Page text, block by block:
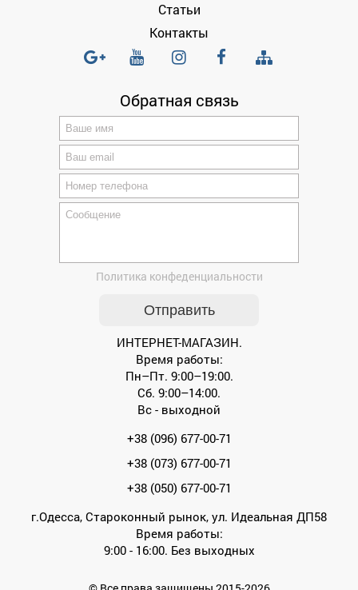
Статьи
Контакты
Обратная связь
Политика конфеденциальности
ИНТЕРНЕТ-МАГАЗИН.
Время работы:
Пн–Пт. 9:00–19:00.
Сб. 9:00–14:00.
Вс - выходной
+38 (096) 677-00-71
+38 (073) 677-00-71
+38 (050) 677-00-71
г.Одесса, Староконный рынок, ул. Идеальная ДП58
Время работы:
9:00 - 16:00. Без выходных